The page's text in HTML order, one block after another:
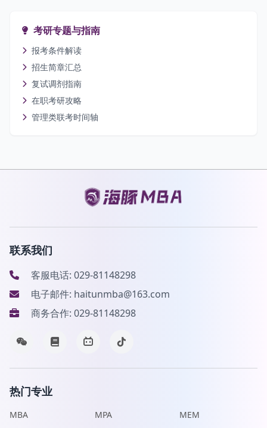
考研专题与指南
报考条件解读
招生简章汇总
复试调剂指南
在职考研攻略
管理类联考时间轴
联系我们
客服电话: 029-81148298
电子邮件: haitunmba@163.com
商务合作: 029-81148298
热门专业
MBA MPA MEM